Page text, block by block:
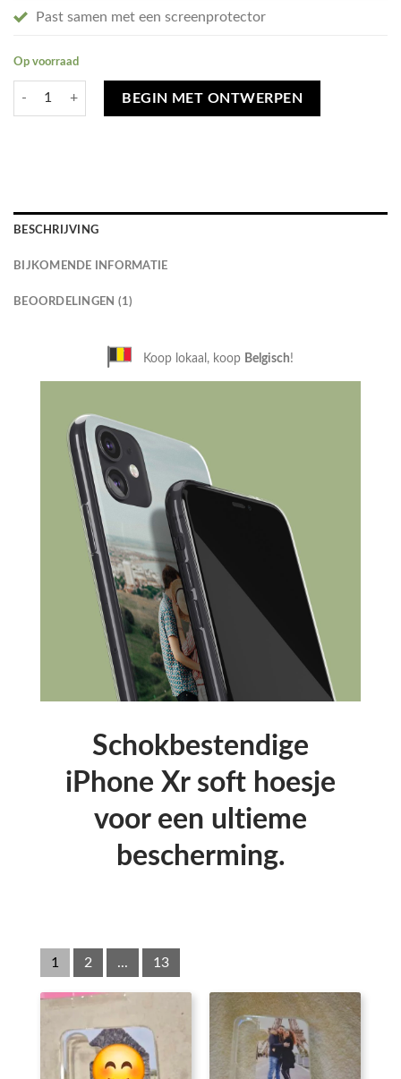
Past samen met een screenprotector
Op voorraad
Ontwerp je eigen iPhone Xr hoesje - soft transparant aantal
BEGIN MET ONTWERPEN
BESCHRIJVING
BIJKOMENDE INFORMATIE
BEOORDELINGEN (1)
Betaal achterafmet Klarna
Schokbestendige
iPhone Xr soft hoesje
voor een ultieme
bescherming.
1 2 ... 13